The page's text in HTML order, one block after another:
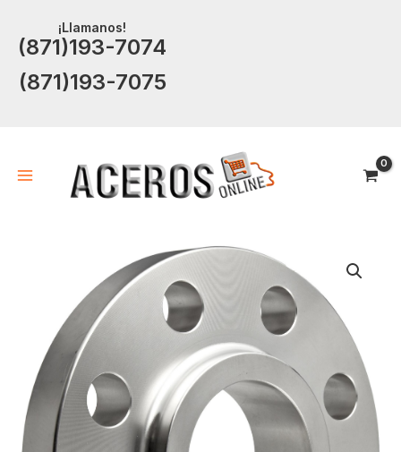
contenido
¡Llamanos!
(871)193-7074
(871)193-7075